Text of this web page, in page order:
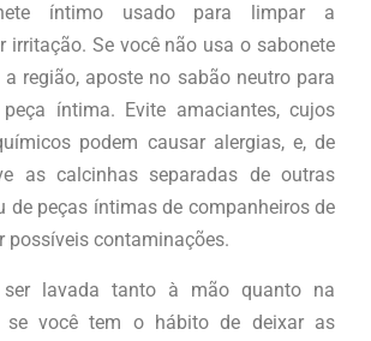
íntimo usado para limpar a
irritação. Se você não usa o sabonete
região, aposte no sabão neutro para
íntima. Evite amaciantes, cujos
podem causar alergias, e, de
as calcinhas separadas de outras
de peças íntimas de companheiros de
possíveis contaminações.
lavada tanto à mão quanto na
se você tem o hábito de deixar as